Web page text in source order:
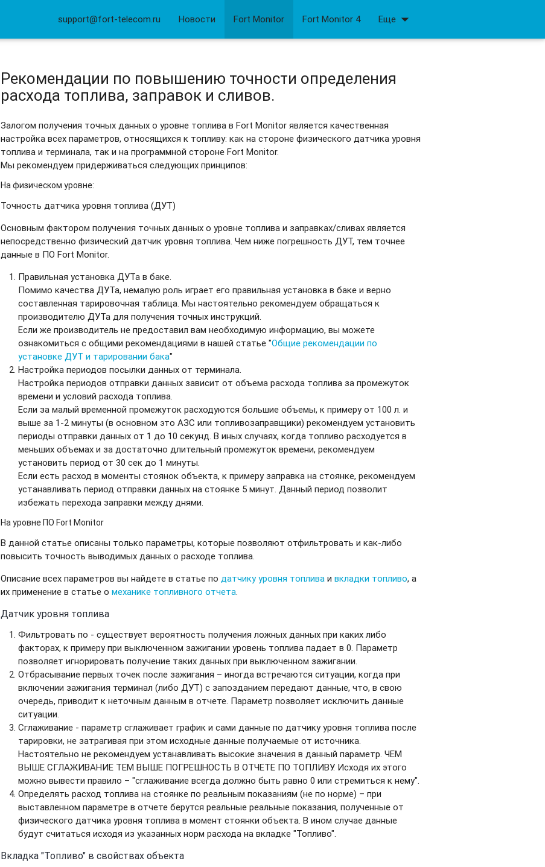
support@fort-telecom.ru Новости Fort Monitor Fort Monitor 4 Еще arrow_drop_down
Рекомендации по повышению точности определения
расхода топлива, заправок и сливов.
Залогом получения точных данных о уровне топлива в Fort Monitor является качественная
настройка всех параметров, относящихся к топливу: как на стороне физического датчика уровня
топлива и терминала, так и на программной стороне Fort Monitor.
Мы рекомендуем придерживаться следующих принципов:
На физическом уровне:
Точность датчика уровня топлива (ДУТ)
Основным фактором получения точных данных о уровне топлива и заправках/сливах является
непосредственно физический датчик уровня топлива. Чем ниже погрешность ДУТ, тем точнее
данные в ПО Fort Monitor.
Правильная установка ДУТа в баке.
Помимо качества ДУТа, немалую роль играет его правильная установка в баке и верно
составленная тарировочная таблица. Мы настоятельно рекомендуем обращаться к
производителю ДУТа для получения точных инструкций.
Если же производитель не предоставил вам необходимую информацию, вы можете
ознакомиться с общими рекомендациями в нашей статье "Общие рекомендации по
установке ДУТ и тарировании бака"
Настройка периодов посылки данных от терминала.
Настройка периодов отправки данных зависит от объема расхода топлива за промежуток
времени и условий расхода топлива.
Если за малый временной промежуток расходуются большие объемы, к примеру от 100 л. и
выше за 1-2 минуты (в основном это АЗС или топливозаправщики) рекомендуем установить
периоды отправки данных от 1 до 10 секунд. В иных случаях, когда топливо расходуется в
меньших объемах и за достаточно длительный промежуток времени, рекомендуем
установить период от 30 сек до 1 минуты.
Если есть расход в моменты стоянок объекта, к примеру заправка на стоянке, рекомендуем
устанавливать период отправки данных на стоянке 5 минут. Данный период позволит
избежать перехода заправки между днями.
На уровне ПО Fort Monitor
В данной статье описаны только параметры, которые позволяют отфильтровать и как-либо
повысить точность выводимых данных о расходе топлива.
Описание всех параметров вы найдете в статье по датчику уровня топлива ивкладки топливо, а
их применение в статье омеханике топливного отчета
Датчик уровня топлива
Фильтровать по - существует вероятность получения ложных данных при каких либо
факторах, к примеру при выключенном зажигании уровень топлива падает в 0. Параметр
позволяет игнорировать получение таких данных при выключенном зажигании.
Отбрасывание первых точек после зажигания – иногда встречаются ситуации, когда при
включении зажигания терминал (либо ДУТ) с запозданием передают данные, что, в свою
очередь, приводит к неточным данным в отчете. Параметр позволяет исключить данные
ситуации.
Сглаживание - параметр сглаживает график и сами данные по датчику уровня топлива после
тарировки, не затрагивая при этом исходные данные получаемые от источника.
Настоятельно не рекомендуем устанавливать высокие значения в данный параметр. ЧЕМ
ВЫШЕ СГЛАЖИВАНИЕ ТЕМ ВЫШЕ ПОГРЕШНОСТЬ В ОТЧЕТЕ ПО ТОПЛИВУ. Исходя их этого
можно вывести правило – "сглаживание всегда должно быть равно 0 или стремиться к нему".
Определять расход топлива на стоянке по реальным показаниям (не по норме) – при
выставленном параметре в отчете берутся реальные реальные показания, полученные от
физического датчика уровня топлива в момент стоянки объекта. В ином случае данные
будут считаться исходя из указанных норм расхода на вкладке "Топливо".
Вкладка "Топливо" в свойствах объекта